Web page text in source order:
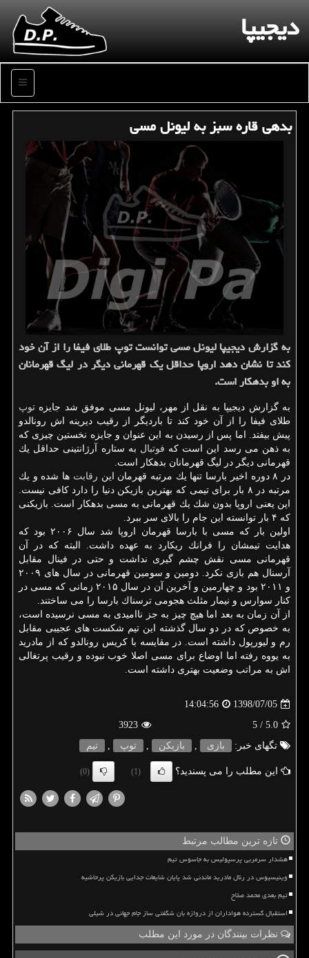
دیجیپا
منو
بدهی قاره سبز به لیونل مسی
به گزارش دیجیپا لیونل مسی توانست توپ طلای فیفا را از آن خود
كند تا نشان دهد اروپا حداقل یك قهرمانی دیگر در لیگ قهرمانان
به او بدهكار است.
به گزارش دیجیپا به نقل از مهر، لیونل مسی موفق شد جایزه توپ
طلای فیفا را از آن خود كند تا باردیگر از رقیب دیرینه اش رونالدو
پیش بیفتد. اما پس از رسیدن به این عنوان و جایزه نخستین چیزی كه
به ذهن می رسد این است كه فوتبال به ستاره آرژانتینی حداقل یك
قهرمانی دیگر در لیگ قهرمانان بدهكار است.
در ۸ دوره اخیر بارسا تنها یك مرتبه قهرمان این
رقابت ها شده و یك
مرتبه در ۸ بار برای تیمی كه بهترین بازیكن دنیا را دارد كافی نیست.
این یعنی اروپا بدون شك یك قهرمانی به مسی بدهكار است. بازیكنی
كه ۴ بار توانسته این جام را بالای سر ببرد.
اولین بار كه مسی با بارسا قهرمان اروپا شد سال ۲۰۰۶ بود كه
هدایت تیمشان را فرانك ریكارد به عهده داشت. البته كه در آن
قهرمانی مسی نقش چشم گیری نداشت و حتی در فینال مقابل
آرسنال هم بازی نكرد. دومین و سومین قهرمانی در سال های ۲۰۰۹
و ۲۰۱۱ بود و چهارمین و آخرین آن در سال ۲۰۱۵ زمانی كه مسی در
كنار سوارس و نیمار مثلث هجومی ترسناك بارسا را می ساختند.
از آن زمان به بعد اما هیچ چیز به جز ناامیدی به مسی نرسیده است،
به خصوص كه در دو سال گذشته این تیم شكست های عجیبی مقابل
رم و لیورپول داشته است. در مقایسه با كریس رونالدو كه از مادرید
به یووه رفته اما اوضاع برای مسی اصلا خوب نبوده و رقیب پرتغالی
اش به مراتب وضعیت بهتری داشته است.
1398/07/05
14:04:56
5.0
/ 5
3923
تگهای خبر:
بازی , بازیكن , توپ , تیم
این مطلب را می پسندید؟ (1)
(0)
تازه ترین مطالب مرتبط
هشدار سرمربی پرسپولیس به جاسوس تیم
وینیسیوس در رئال مادرید ماندنی شد پایان شایعات جدایی بازیکن پرحاشیه
تیم بعدی محمد صلاح
استقبال گسترده هواداران از دروازه بان شگفتی ساز جام جهانی در شیلی
نظرات بینندگان در مورد این مطلب